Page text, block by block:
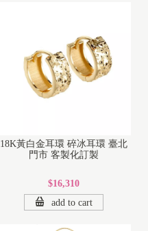
18K黃白金耳環 碎冰耳環 臺北
門市 客製化訂製
$16,310
add to cart